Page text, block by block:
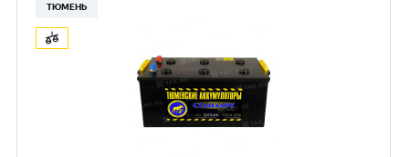
ТЮМЕНЬ